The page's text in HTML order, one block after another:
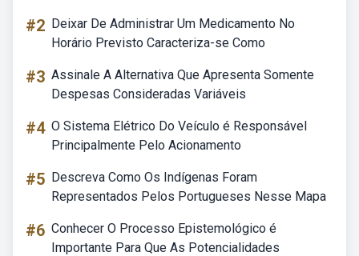
#2 Deixar De Administrar Um Medicamento No
Horário Previsto Caracteriza-se Como
#3 Assinale A Alternativa Que Apresenta Somente
Despesas Consideradas Variáveis
#4 O Sistema Elétrico Do Veículo é Responsável
Principalmente Pelo Acionamento
#5 Descreva Como Os Indígenas Foram
Representados Pelos Portugueses Nesse Mapa
#6 Conhecer O Processo Epistemológico é
Importante Para Que As Potencialidades